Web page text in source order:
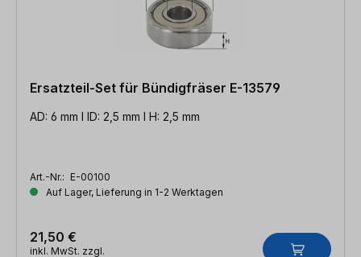
Ersatzteil-Set für Bündigfräser E-13579
AD: 6 mm l ID: 2,5 mm l H: 2,5 mm
Art.-Nr.: E-00100
Auf Lager, Lieferung in 1-2 Werktagen
21,50 €
inkl. MwSt. zzgl.